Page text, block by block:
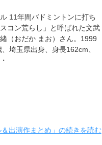
11年間バドミントンに打ち
コン荒らし」と呼ばれた文武
（おだか まお）さん。1999
埼玉県出身、身長162cm、
出演作まとめ」の続きを読む